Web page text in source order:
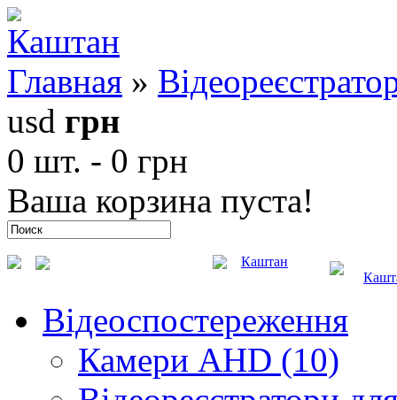
Главная »
usd грн
0 шт. - 0 грн
Ваша корзина пуста!
Каштан
Відеоспостереження
Камери AHD (10)